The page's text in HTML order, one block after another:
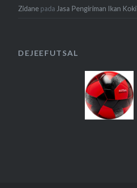
Zidane padaJasa Pengiriman Ikan Koki
DEJEEFUTSAL